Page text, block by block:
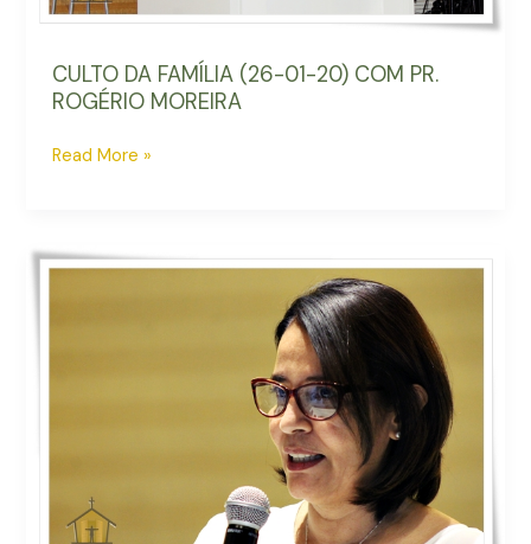
CULTO DA FAMÍLIA (26-01-20) COM PR.
ROGÉRIO MOREIRA
Read More »
CULTO
REAL